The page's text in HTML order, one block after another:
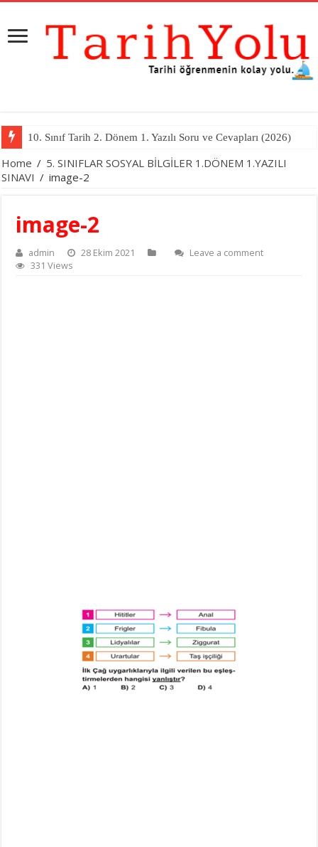
10. Sınıf Tarih 2. Dönem 1. Yazılı Soru ve Cevapları (2026)
Home / 5. SINIFLAR SOSYAL BİLGİLER 1.DÖNEM 1.YAZILI
SINAVI / image-2
image-2
admin 28 Ekim 2021
Leave a comment
331 Views